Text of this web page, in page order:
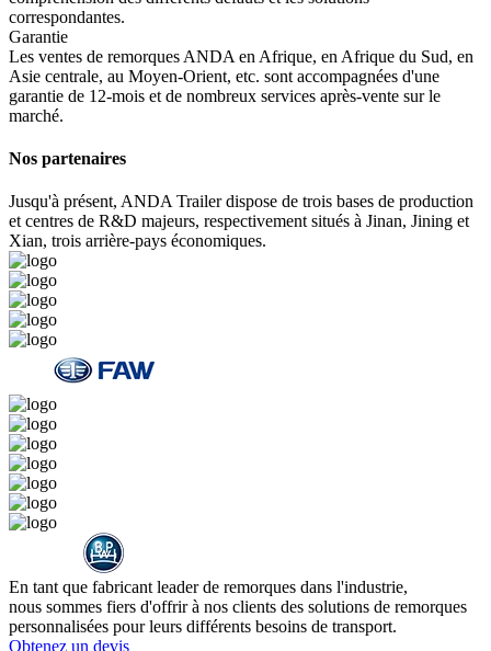
correspondantes.
Garantie
Les ventes de remorques ANDA en Afrique, en Afrique du Sud, en
Asie centrale, au Moyen-Orient, etc. sont accompagnées d'une
garantie de 12-mois et de nombreux services après-vente sur le
marché.
Nos partenaires
Jusqu'à présent, ANDA Trailer dispose de trois bases de production
et centres de R&D majeurs, respectivement situés à Jinan, Jining et
Xian, trois arrière-pays économiques.
En tant que fabricant leader de remorques dans l'industrie,
nous sommes fiers d'offrir à nos clients des solutions de remorques
personnalisées pour leurs différents besoins de transport.
Obtenez un devis